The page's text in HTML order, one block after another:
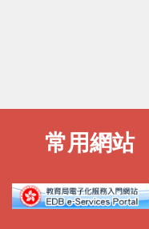
常用網站